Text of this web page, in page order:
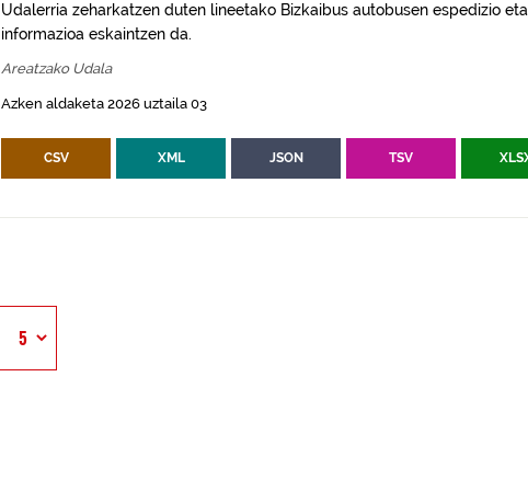
Udalerria zeharkatzen duten lineetako Bizkaibus autobusen espedizio
informazioa eskaintzen da.
Areatzako Udala
Azken aldaketa 2026 uztaila 03
CSV XML JSON TSV